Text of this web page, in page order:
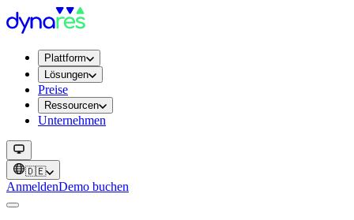
Plattform
Lösungen
Preise
Ressourcen
Unternehmen
🇩🇪
AnmeldenDemo buchen